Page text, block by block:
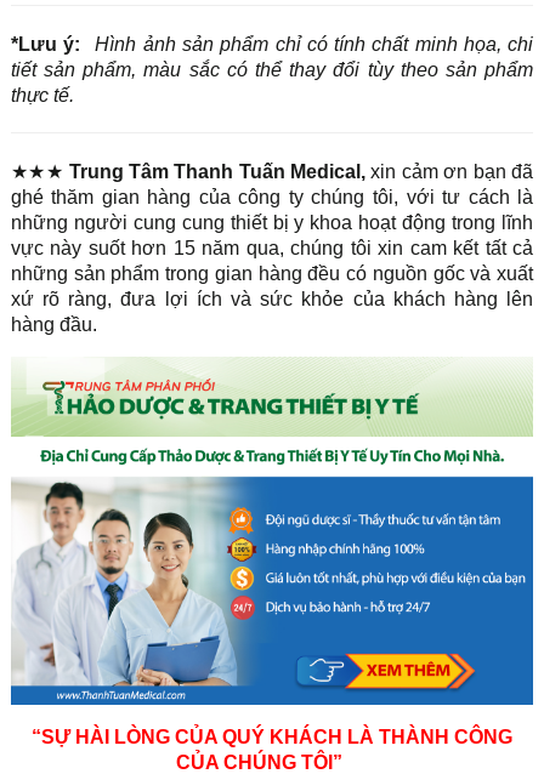
*Lưu ý:
Hình ảnh sản phẩm chỉ có tính chất minh họa, chi
tiết sản phẩm, màu sắc có thể thay đổi tùy theo sản phẩm
thực tế.
★★★ Trung Tâm Thanh Tuấn Medical, xin cảm ơn bạn đã
ghé thăm gian hàng của công ty chúng tôi, với tư cách là
những người cung cung thiết bị y khoa hoạt động trong lĩnh
vực này suốt hơn 15 năm qua, chúng tôi xin cam kết tất cả
những sản phẩm trong gian hàng đều có nguồn gốc và xuất
xứ rõ ràng, đưa lợi ích và sức khỏe của khách hàng lên
hàng đầu.
“SỰ HÀI LÒNG CỦA QUÝ KHÁCH LÀ THÀNH CÔNG
CỦA CHÚNG TÔI”